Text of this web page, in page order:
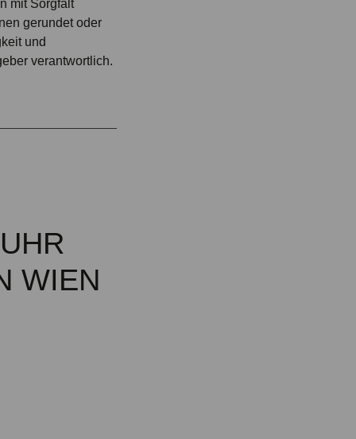
mit Sorgfalt
gerundet oder
und
verantwortlich.
WIEN